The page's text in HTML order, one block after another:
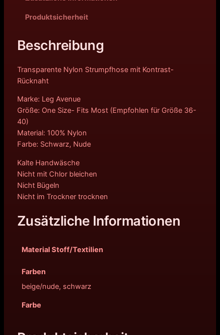
Produktsicherheit
Beschreibung
Transparente Nylon Strumpfhose mit Kontrast-
Rücknaht
Marke: Leg Avenue
Größe: One Size- Fits Most (Empfohlen für Größe 36-
40)
Material: 100% Nylon
Farbe: Schwarz, Nude
Kalte Handwäsche
Nicht mit Chlor bleichen
Nicht Bügeln
Nicht im Trockner trocknen
Zusätzliche Informationen
Material Stoff/Textilien
Farben
beige/nude, schwarz
Farbe